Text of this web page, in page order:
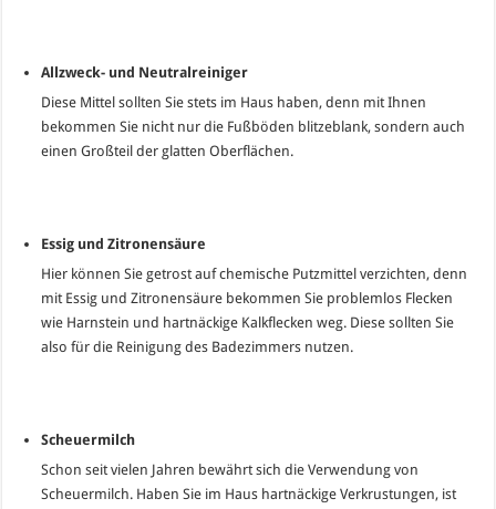
Allzweck- und Neutralreiniger
Diese Mittel sollten Sie stets im Haus haben, denn mit Ihnen
bekommen Sie nicht nur die Fußböden blitzeblank, sondern auch
einen Großteil der glatten Oberflächen.
Essig und Zitronensäure
Hier können Sie getrost auf chemische Putzmittel verzichten, denn
mit Essig und Zitronensäure bekommen Sie problemlos Flecken
wie Harnstein und hartnäckige Kalkflecken weg. Diese sollten Sie
also für die Reinigung des Badezimmers nutzen.
Scheuermilch
Schon seit vielen Jahren bewährt sich die Verwendung von
Scheuermilch. Haben Sie im Haus hartnäckige Verkrustungen, ist